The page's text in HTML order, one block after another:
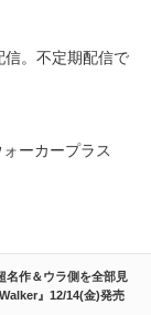
名作＆ウラ側を全部見
』12/14(金)発売
。不定期配信で
ーカープラス